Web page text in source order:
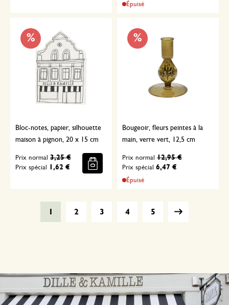
Épuisé
%
Bloc-notes, papier, silhouette
maison à pignon, 20 x 15 cm
Prix spécial 1,62 €
Prix normal 3,25 €
%
Bougeoir, fleurs peintes à la
main, verre vert, 12,5 cm
Prix spécial 6,47 €
Prix normal 12,95 €
Épuisé
2 3 4 5